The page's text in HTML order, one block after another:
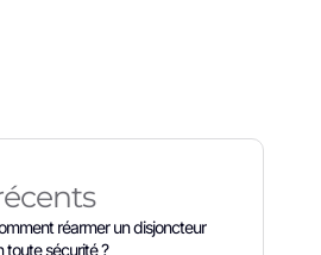
réarmer un disjoncteur
toute sécurité ?